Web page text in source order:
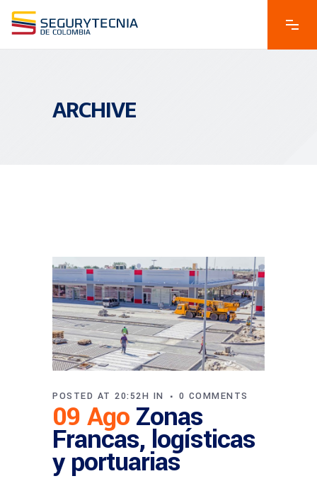
ARCHIVE
09 AgoZonas
Francas, logísticas
y portuarias
POSTED AT 20:52H IN 0 COMMENTS